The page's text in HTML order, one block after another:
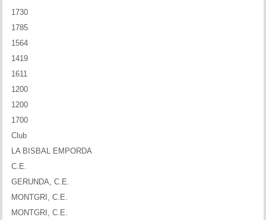
1730
1785
1564
1419
1611
1200
1200
1700
Club
LA BISBAL EMPORDA
C.E.
GERUNDA, C.E.
MONTGRI, C.E.
MONTGRI, C.E.